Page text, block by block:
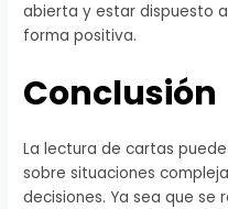
abierta y estar dispuesto
forma positiva.
Conclusión
La lectura de cartas
sobre situaciones
decisiones. Ya sea que